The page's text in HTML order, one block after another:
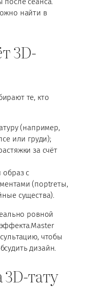
найти в
3D-
те, кто
(например,
или груди);
за счёт
образ с
(порtreты,
существа).
ровной
чтобы
дизайн.
3D-тату